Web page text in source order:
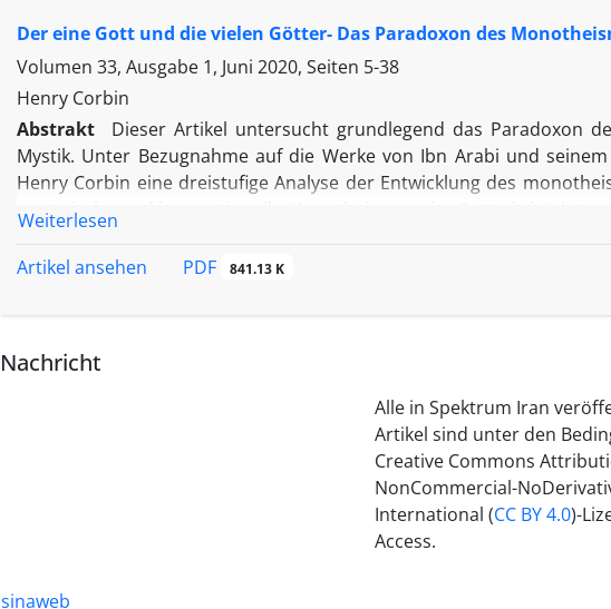
zur Erneuerung religiöser Tiefe.
Der eine Gott und die vielen Götter- Das Paradoxon des
Volumen 33, Ausgabe 1, Juni 2020, Seiten 5-38
Henry Corbin
Abstrakt
Dieser Artikel untersucht grundlegend das Paradoxon
Mystik. Unter Bezugnahme auf die Werke von Ibn Arabi und
Henry Corbin eine dreistufige Analyse der Entwicklung des
exoterische und konventionelle Monotheismus, der Gott als höchstes
entdeckt die "Einheit des Seins" (wahdat al-wujud), in dem Gott
Sphäre versöhnt. Corbin vergleicht diesen gedanklichen Weg mit
Diagramme von Haydar Amoli zeigt der Autor auf, wie diese
Verhältnisses zwischen ontologischer Einheit und scheinbarer
Weiterlesen
Artikel ansehen
PDF 841.13 K
Nachricht
Alle in Spektrum Iran
Artikel sind unter den
Creative Commons
NonCommercial-
International (CC BY 4.0)-
Access.
sinaweb